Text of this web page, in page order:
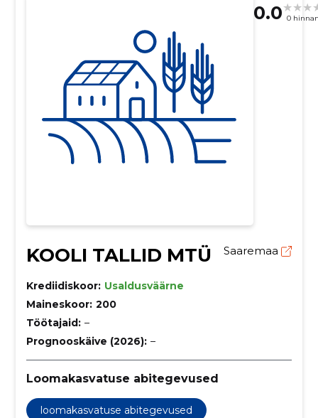
0.0 0
KOOLI TALLID MTÜ Saaremaa
Krediidiskoor: Usaldusväärne
Maineskoor: 200
Töötajaid: –
Prognooskäive (2026): –
Loomakasvatuse abitegevused
loomakasvatuse abitegevused